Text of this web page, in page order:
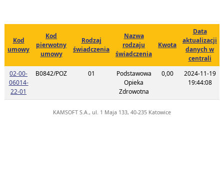
Kod
umowy
Kod
pierwotny
umowy
Rodzaj
świadczenia
Nazwa
rodzaju
świadczenia
Kwota
Data
aktualizacji
danych w
centrali
02-00-
06014-
22-01 Link do listy planu umowy o kodzie 02-00-06014-22-01
B0842/POZ 01
Podstawowa
Opieka
Zdrowotna
0,00
2024-11-19
19:44:08
KAMSOFT S.A., ul. 1 Maja 133, 40-235 Katowice